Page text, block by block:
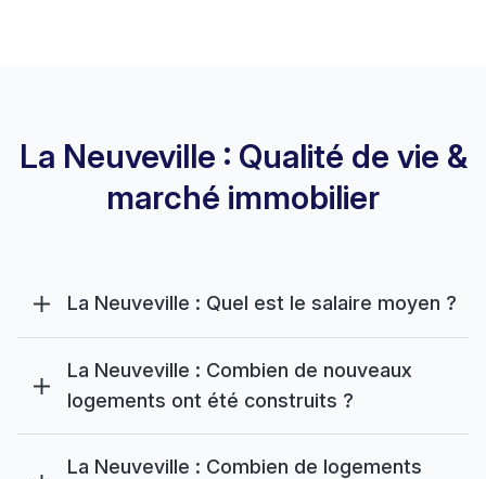
La Neuveville : Qualité de vie &
marché immobilier
La Neuveville : Quel est le salaire moyen ?
La Neuveville : Combien de nouveaux
logements ont été construits ?
La Neuveville : Combien de logements